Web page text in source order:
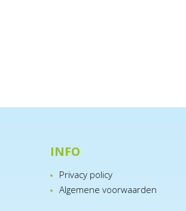
INFO
Privacy policy
Algemene voorwaarden